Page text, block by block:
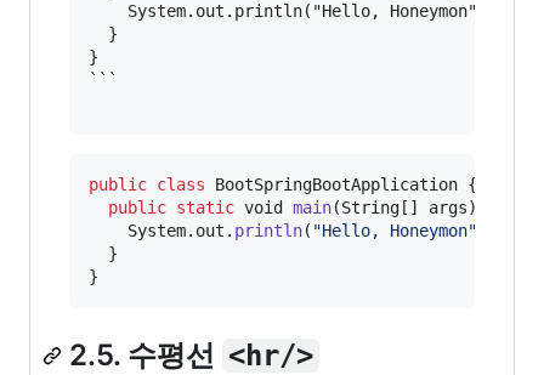
    System.out.println("Hello, Honeymon");
  }
}
public class BootSpringBootApplication {
public static void main(String [] args) {
System. out . println( "Hello, Honeymon"
  }
}
2.5. 수평선 <hr/>